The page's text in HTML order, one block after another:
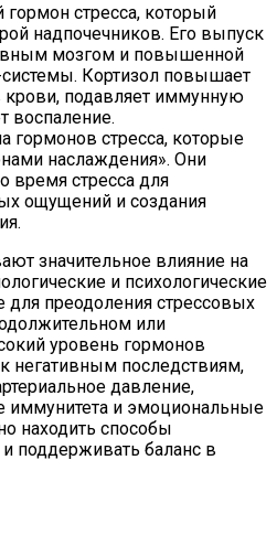
стресса, который
надпочечников. Его выпуск
мозгом и повышенной
Кортизол повышает
подавляет иммунную
воспаление.
гормонов стресса, которые
наслаждения». Они
время стресса для
ощущений и создания
значительное влияние на
и психологические
преодоления стрессовых
или
уровень гормонов
негативным последствиям,
давление,
иммунитета и эмоциональные
находить способы
поддерживать баланс в